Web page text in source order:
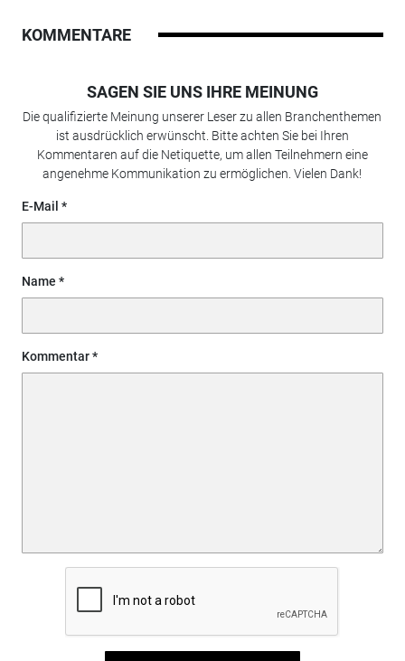
KOMMENTARE
SAGEN SIE UNS IHRE MEINUNG
Die qualifizierte Meinung unserer Leser zu allen Branchenthemen
ist ausdrücklich erwünscht. Bitte achten Sie bei Ihren
Kommentaren auf die Netiquette, um allen Teilnehmern eine
angenehme Kommunikation zu ermöglichen. Vielen Dank!
E-Mail
Name
Kommentar